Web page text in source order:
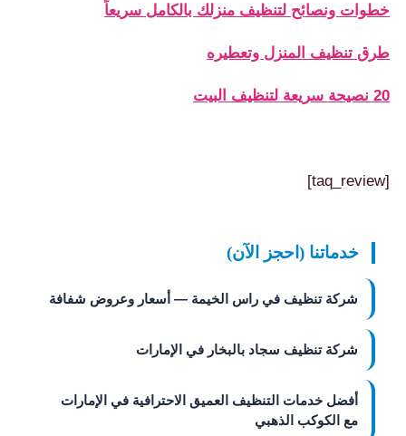
خطوات ونصائح لتنظيف منزلك بالكامل سريعاً
طرق تنظيف المنزل وتعطيره
20 نصيحة سريعة لتنظيف البيت
[taq_review]
خدماتنا (احجز الآن)
شركة تنظيف في راس الخيمة — أسعار وعروض شفافة
شركة تنظيف سجاد بالبخار في الإمارات
أفضل خدمات التنظيف العميق الاحترافية في الإمارات
مع الكوكب الذهبي